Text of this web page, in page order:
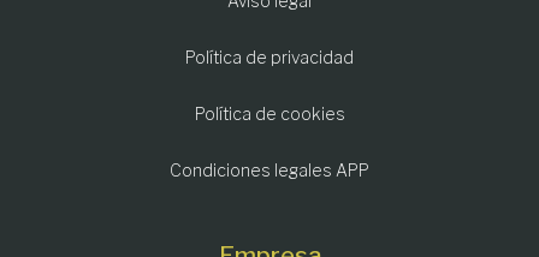
Política de privacidad
Política de cookies
Condiciones legales APP